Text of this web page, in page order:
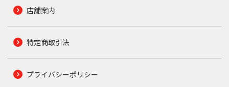
店舗案内
特定商取引法
プライバシーポリシー